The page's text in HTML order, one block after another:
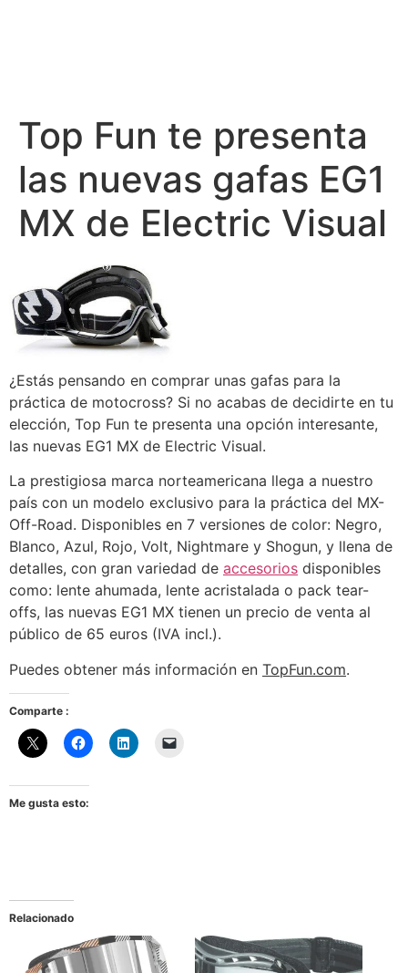
Top Fun te presenta
las nuevas gafas EG1
MX de Electric Visual
¿Estás pensando en comprar unas gafas para la
práctica de motocross? Si no acabas de decidirte en tu
elección, Top Fun te presenta una opción interesante,
las nuevas EG1 MX de Electric Visual.
La prestigiosa marca norteamericana llega a nuestro
país con un modelo exclusivo para la práctica del MX-
Off-Road. Disponibles en 7 versiones de color: Negro,
Blanco, Azul, Rojo, Volt, Nightmare y Shogun, y llena de
detalles, con gran variedad de accesorios disponibles
como: lente ahumada, lente acristalada o pack tear-
offs, las nuevas EG1 MX tienen un precio de venta al
público de 65 euros (IVA incl.).
Puedes obtener más información en TopFun.com.
Comparte :
Me gusta esto:
Relacionado